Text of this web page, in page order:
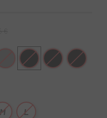
Noir matNoir-JauneNoir-Vert
M L